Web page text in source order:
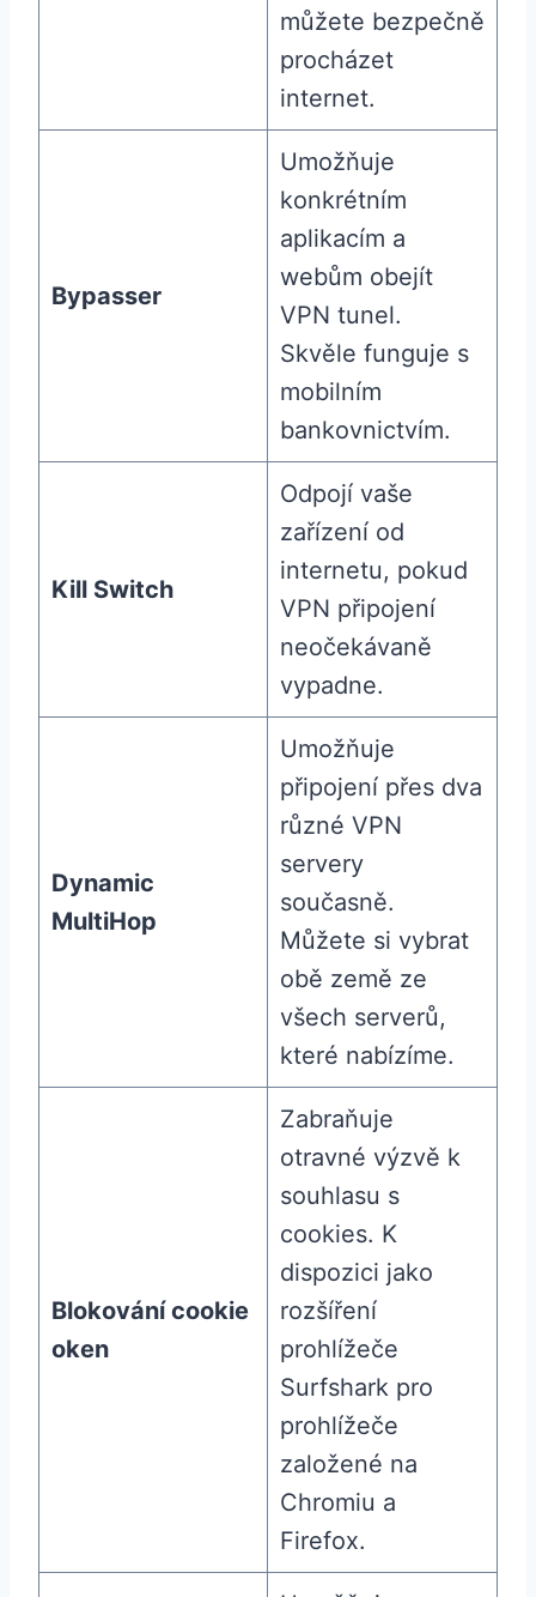
můžete bezpečně
procházet
internet.
Bypasser
Umožňuje
konkrétním
aplikacím a
webům obejít
VPN tunel.
Skvěle funguje s
mobilním
bankovnictvím.
Kill Switch
Odpojí vaše
zařízení od
internetu, pokud
VPN připojení
neočekávaně
vypadne.
Dynamic
MultiHop
Umožňuje
připojení přes dva
různé VPN
servery
současně.
Můžete si vybrat
obě země ze
všech serverů,
které nabízíme.
Blokování cookie
oken
Zabraňuje
otravné výzvě k
souhlasu s
cookies. K
dispozici jako
rozšíření
prohlížeče
Surfshark pro
prohlížeče
založené na
Chromiu a
Firefox.